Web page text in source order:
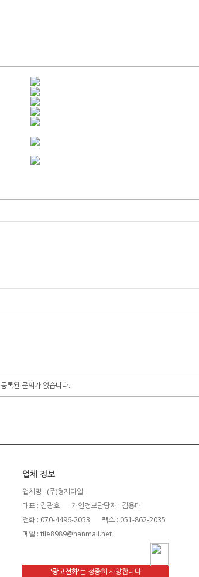
등록된 문의가 없습니다.
업체 정보
업체명 : (주)형제타일
대표 : 김광호
개인정보담당자 : 김용태
전화 : 070-4496-2053
팩스 : 051-862-2035
메일 : tile8989@hanmail.net
'광고전화'는 정중히 사양합니다